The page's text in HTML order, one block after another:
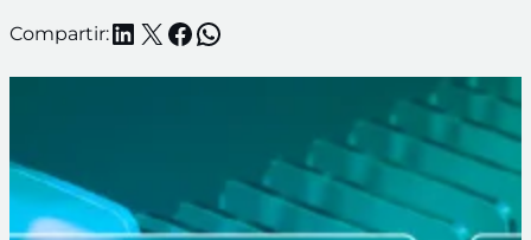
Compartir:LinkedIn
X Facebook
WhatsApp